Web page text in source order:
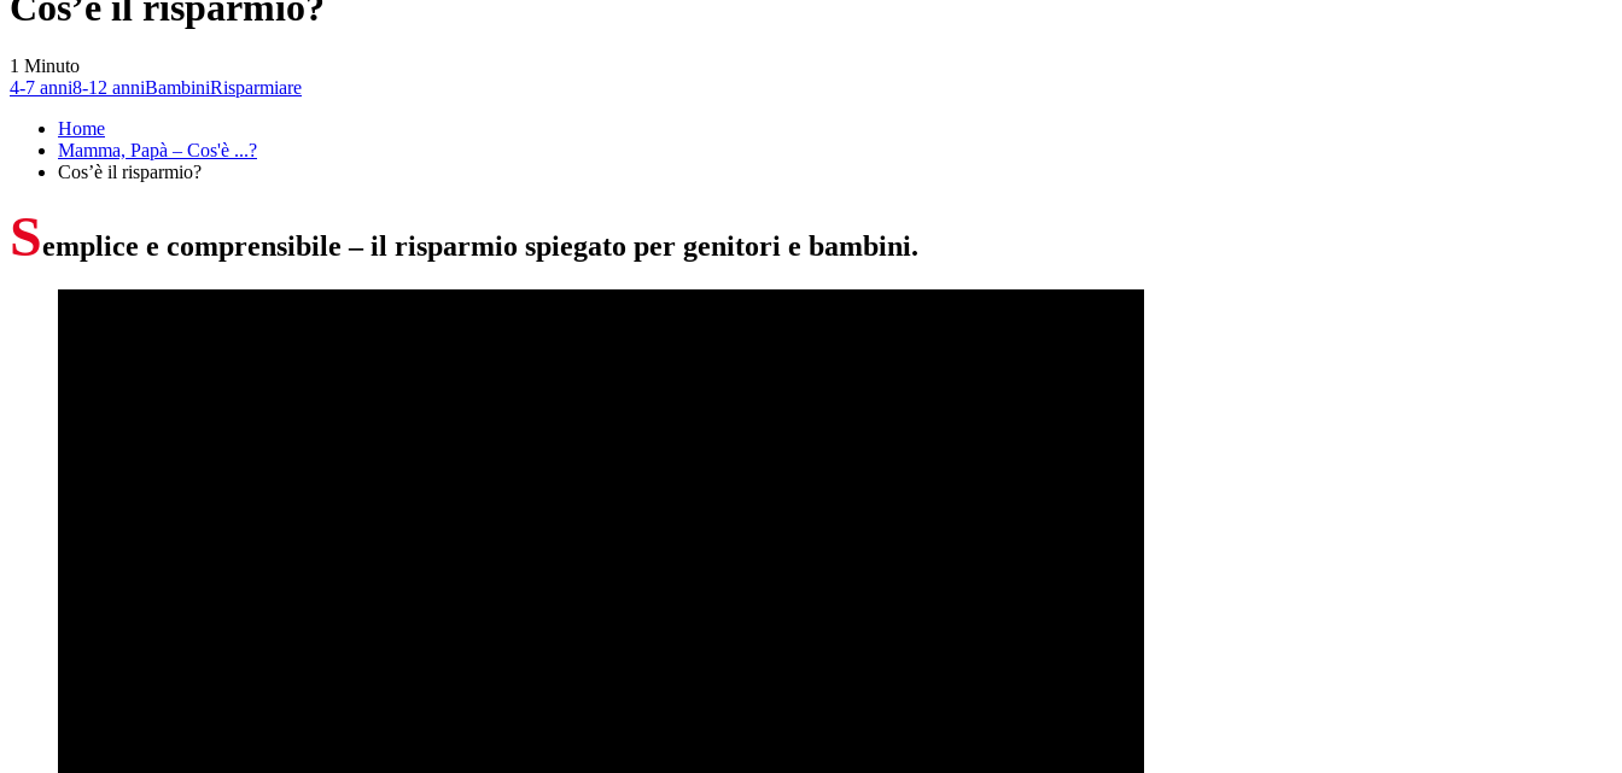
1 Minuto
4-7 anni8-12 anniBambiniRisparmiare
Home
Mamma, Papà – Cos'è ...?
Cos’è il risparmio?
Semplice e comprensibile – il risparmio spiegato per genitori e bambini.